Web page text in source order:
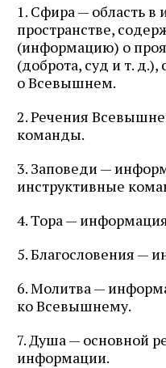
1. Сфира — область
пространстве,
(информацию) о
(доброта, суд и т.
о Всевышнем.
2. Речения
команды.
3. Заповеди —
инструктивные
4. Тора —
5. Благословения —
6. Молитва —
ко Всевышнему.
7. Душа — основной
информации.